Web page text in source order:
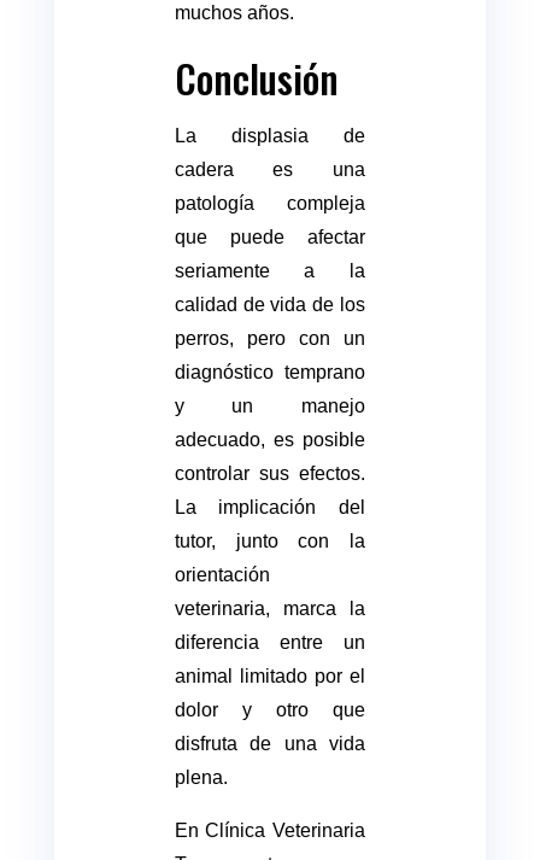
muchos años.
Conclusión
La displasia de
cadera es una
patología compleja
que puede afectar
seriamente a la
calidad de vida de los
perros, pero con un
diagnóstico temprano
y un manejo
adecuado, es posible
controlar sus efectos.
La implicación del
tutor, junto con la
orientación
veterinaria, marca la
diferencia entre un
animal limitado por el
dolor y otro que
disfruta de una vida
plena.
En Clínica Veterinaria